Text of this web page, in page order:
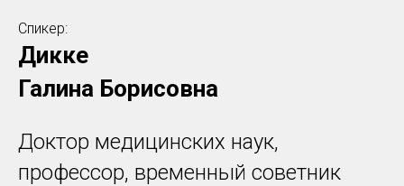
Спикер:
Дикке
Галина Борисовна
Доктор медицинских наук,
профессор, временный советник